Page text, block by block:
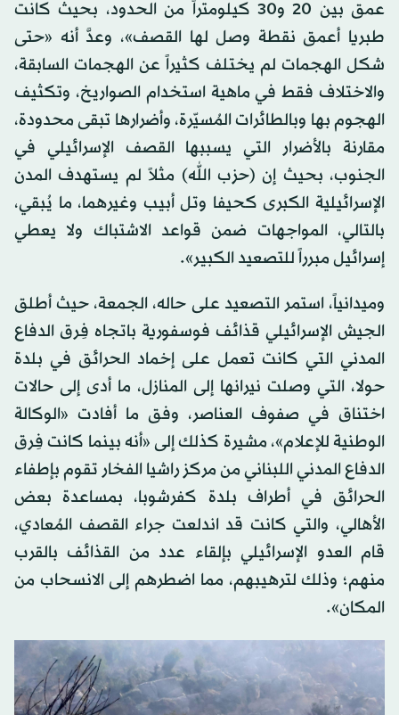
عمق بين 20 و30 كيلومتراً من الحدود، بحيث كانت
طبريا أعمق نقطة وصل لها القصف»، وعدَّ أنه «حتى
شكل الهجمات لم يختلف كثيراً عن الهجمات السابقة،
والاختلاف فقط في ماهية استخدام الصواريخ، وتكثيف
الهجوم بها وبالطائرات المُسيّرة، وأضرارها تبقى محدودة،
مقارنة بالأضرار التي يسببها القصف الإسرائيلي في
الجنوب، بحيث إن (حزب الله) مثلاً لم يستهدف المدن
الإسرائيلية الكبرى كحيفا وتل أبيب وغيرهما، ما يُبقي،
بالتالي، المواجهات ضمن قواعد الاشتباك ولا يعطي
إسرائيل مبرراً للتصعيد الكبير».
وميدانياً، استمر التصعيد على حاله، الجمعة، حيث أطلق
الجيش الإسرائيلي قذائف فوسفورية باتجاه فِرق الدفاع
المدني التي كانت تعمل على إخماد الحرائق في بلدة
حولا، التي وصلت نيرانها إلى المنازل، ما أدى إلى حالات
اختناق في صفوف العناصر، وفق ما أفادت «الوكالة
الوطنية للإعلام»، مشيرة كذلك إلى «أنه بينما كانت فِرق
الدفاع المدني اللبناني من مركز راشيا الفخار تقوم بإطفاء
الحرائق في أطراف بلدة كفرشوبا، بمساعدة بعض
الأهالي، والتي كانت قد اندلعت جراء القصف المُعادي،
قام العدو الإسرائيلي بإلقاء عدد من القذائف بالقرب
منهم؛ وذلك لترهيبهم، مما اضطرهم إلى الانسحاب من
المكان».